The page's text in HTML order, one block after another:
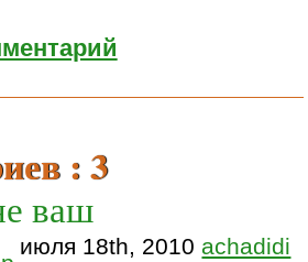
: 3
ваш
июля 18th, 2010 achadidi